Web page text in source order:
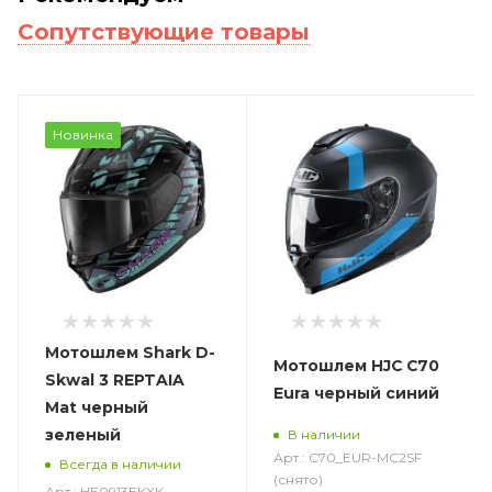
Сопутствующие товары
Новинка
Мотошлем Shark D-
Skwal 3 REPTAIA
Mat черный
зеленый
Всегда в наличии
Мотошлем HJC C70
Eura черный синий
В наличии
Арт.: C70_EUR-MC2SF
(снято)